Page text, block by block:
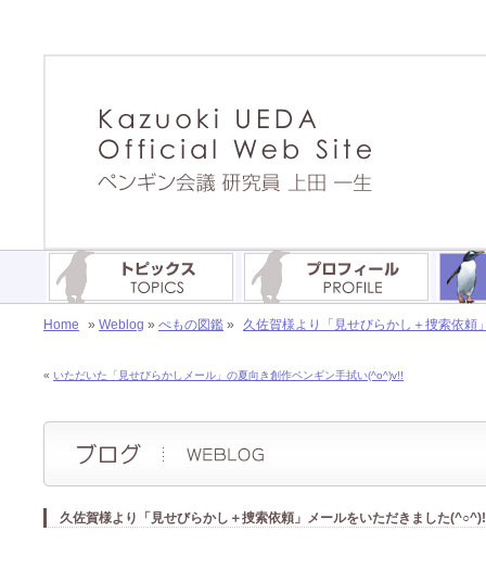
Home » Weblog » ぺもの図鑑 » 久佐賀様より「見せびらかし＋捜索依頼
« いただいた「見せびらかしメール」の夏向き創作ペンギン手拭い(^o^)v!!
久佐賀様より「見せびらかし＋捜索依頼」メールをいただきました